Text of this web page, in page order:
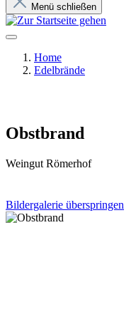
Menü schließen
Home
Edelbrände
Obstbrand
Weingut Römerhof
Bildergalerie überspringen